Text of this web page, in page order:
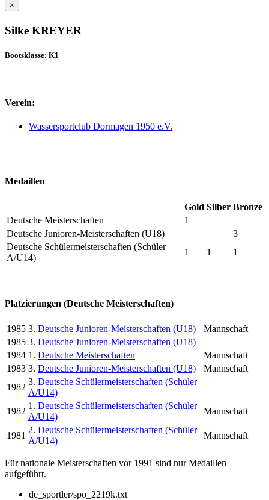
×
Silke KREYER
Bootsklasse: K1
Verein:
Wassersportclub Dormagen 1950 e.V.
Medaillen
Gold Silber Bronze
Deutsche Meisterschaften
1
Deutsche Junioren-Meisterschaften (U18)
3
Deutsche Schülermeisterschaften (Schüler
A/U14)
1 1 1
Platzierungen (Deutsche Meisterschaften)
1985 3. Deutsche Junioren-Meisterschaften (U18)
Mannschaft
1985 3. Deutsche Junioren-Meisterschaften (U18)
1984 1. Deutsche Meisterschaften
Mannschaft
1983 3. Deutsche Junioren-Meisterschaften (U18)
Mannschaft
1982
3. Deutsche Schülermeisterschaften (Schüler
A/U14)
1982
1. Deutsche Schülermeisterschaften (Schüler
A/U14)
Mannschaft
1981
2. Deutsche Schülermeisterschaften (Schüler
A/U14)
Mannschaft
Für nationale Meisterschaften vor 1991 sind nur Medaillen
aufgeführt.
de_sportler/spo_2219k.txt